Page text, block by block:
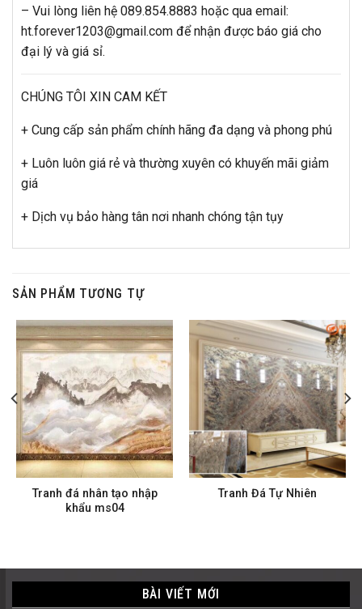
– Vui lòng liên hệ 089.854.8883 hoặc qua email:
ht.forever1203@gmail.com để nhận được báo giá cho
đại lý và giá sỉ.
CHÚNG TÔI XIN CAM KẾT
+ Cung cấp sản phẩm chính hãng đa dạng và phong phú
+ Luôn luôn giá rẻ và thường xuyên có khuyến mãi giảm
giá
+ Dịch vụ bảo hàng tân nơi nhanh chóng tận tụy
SẢN PHẨM TƯƠNG TỰ
Tranh đá nhân tạo nhập
khẩu ms04
Tranh Đá Tự Nhiên
BÀI VIẾT MỚI